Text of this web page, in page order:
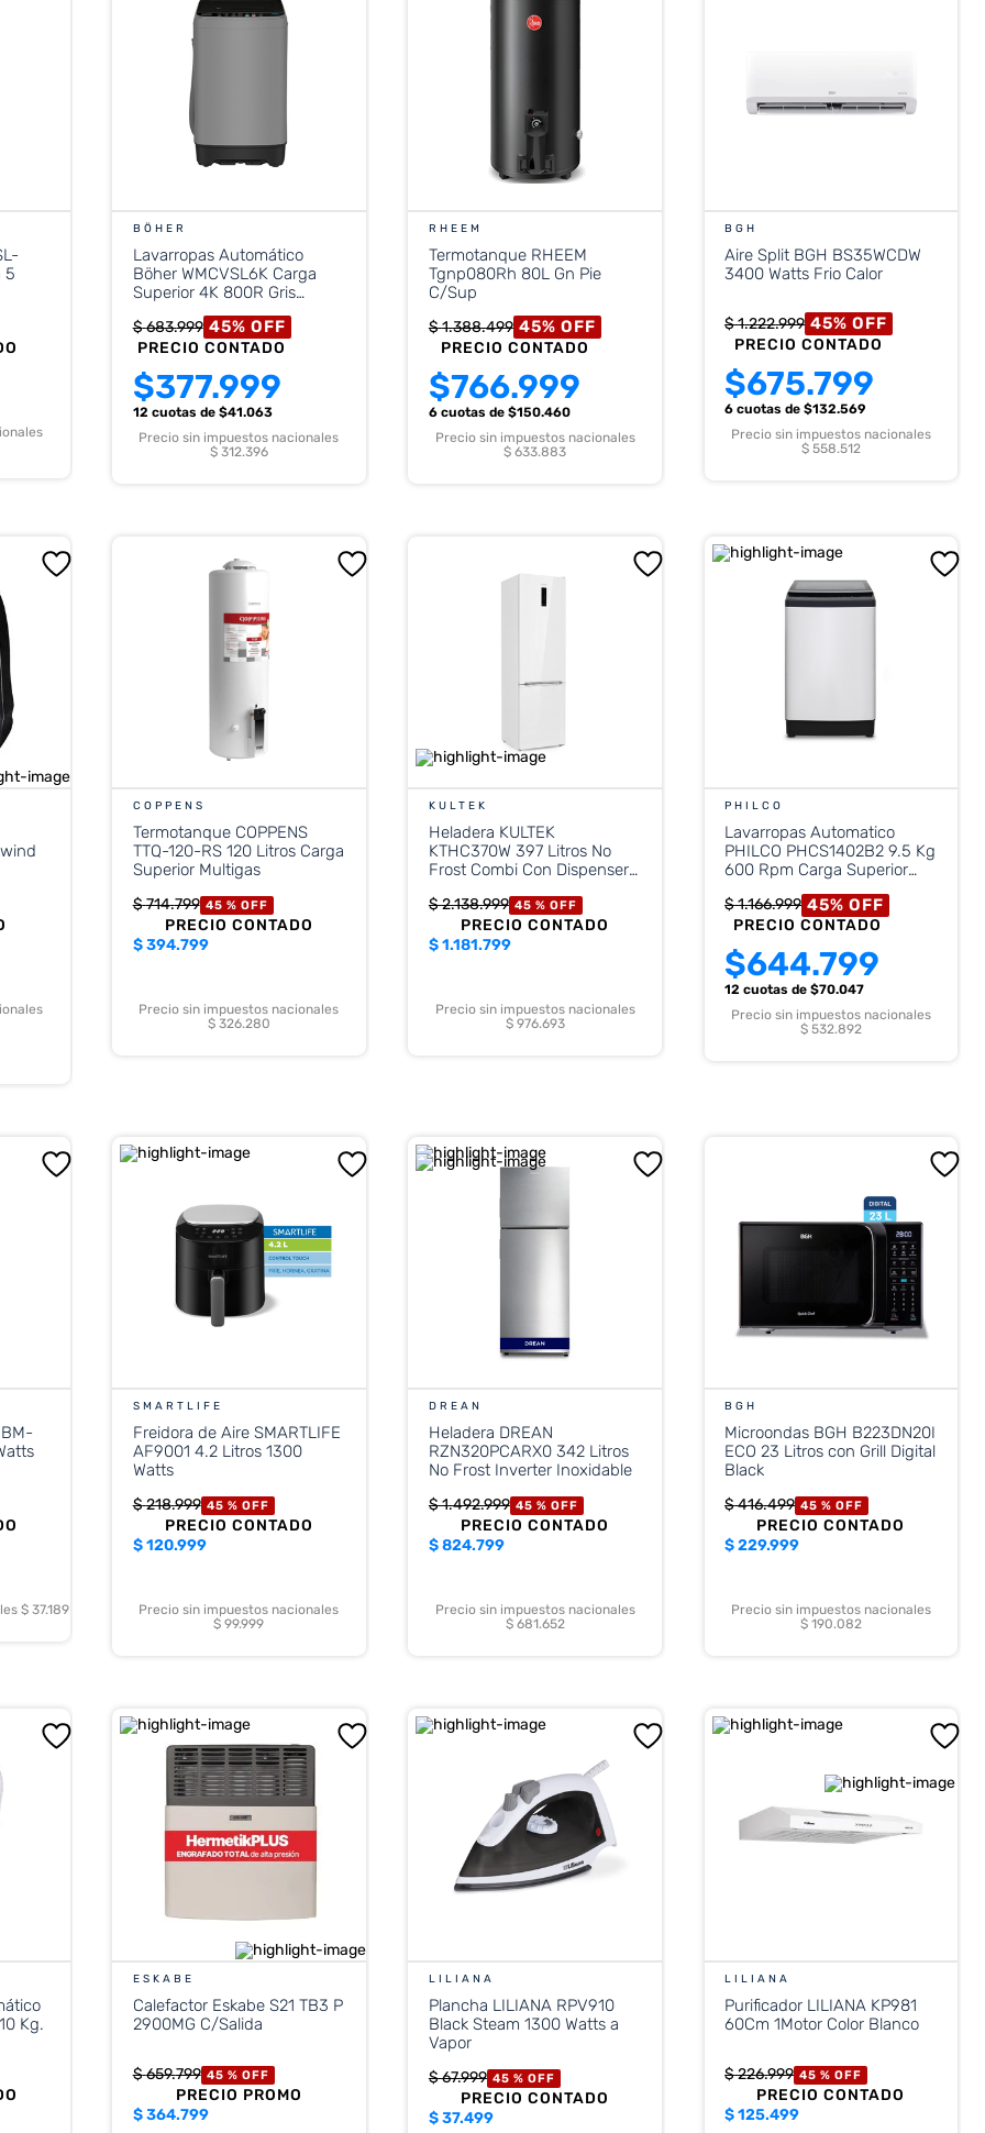
5
BÖHER
Lavarropas Automático
Böher WMCVSL6K Carga
Superior 4K 800R Gris
$683.999 45% OFF
PRECIO CONTADO
$377.999
12 cuotas de $41.063
Precio sin impuestos nacionales
$ 312.396
RHEEM
Termotanque RHEEM
Tgnp080Rh 80L Gn Pie
C/Sup
$1.388.499 45% OFF
PRECIO CONTADO
$766.999
6 cuotas de $150.460
Precio sin impuestos nacionales
$ 633.883
BGH
Aire Split BGH BS35WCDW
3400 Watts Frio Calor
$1.222.999 45% OFF
PRECIO CONTADO
$675.799
6 cuotasde $132.569
Precio sin impuestos nacionales
$ 558.512
COPPENS
Termotanque COPPENS
TTQ-120-RS 120 Litros Carga
Superior Multigas
$714.799 45 % OFF
PRECIO CONTADO
$394.799
Precio sin impuestos nacionales
$ 326.280
KULTEK
Heladera KULTEK
KTHC370W 397 Litros No
Frost Combi Con Dispenser
$2.138.999 45 % OFF
PRECIO CONTADO
$1.181.799
Precio sin impuestos nacionales
$ 976.693
PHILCO
Lavarropas Automatico
PHILCO PHCS1402B2 9.5 Kg
600 Rpm Carga Superior
$1.166.999 45% OFF
PRECIO CONTADO
$644.799
12 cuotasde $70.047
Precio sin impuestos nacionales
$ 532.892
BM-
$ 37.189
SMARTLIFE
Freidora de Aire SMARTLIFE
AF9001 4.2 Litros 1300
Watts
$218.999 45 % OFF
PRECIO CONTADO
$120.999
Precio sin impuestos nacionales
$ 99.999
DREAN
Heladera DREAN
RZN320PCARX0 342 Litros
No Frost Inverter Inoxidable
$1.492.999 45 % OFF
PRECIO CONTADO
$824.799
Precio sin impuestos nacionales
$ 681.652
BGH
Microondas BGH B223DN20I
ECO 23 Litros con Grill Digital
Black
$416.499 45 % OFF
PRECIO CONTADO
$229.999
Precio sin impuestos nacionales
$ 190.082
Kg.
ESKABE
Calefactor Eskabe S21 TB3 P
2900MG C/Salida
$659.799 45 % OFF
PRECIO PROMO
$364.799
LILIANA
Plancha LILIANA RPV910
Black Steam 1300 Watts a
Vapor
$67.999 45 % OFF
PRECIO CONTADO
$37.499
LILIANA
Purificador LILIANA KP981
60Cm 1Motor Color Blanco
$226.999 45 % OFF
PRECIO CONTADO
$125.499